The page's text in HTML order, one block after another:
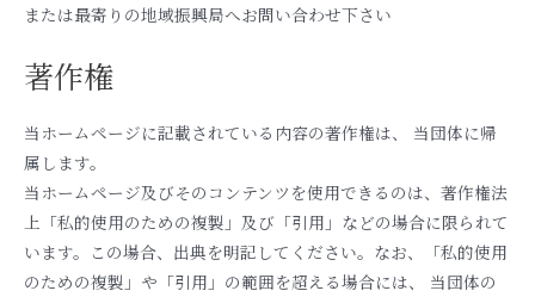
または最寄りの地域振興局へお問い合わせ下さい
著作権
当ホームページに記載されている内容の著作権は、 当団体に帰
属します。
当ホームページ及びそのコンテンツを使用できるのは、著作権法
上「私的使用のための複製」及び「引用」などの場合に限られて
います。この場合、出典を明記してください。なお、「私的使用
のための複製」や「引用」の範囲を超える場合には、 当団体の